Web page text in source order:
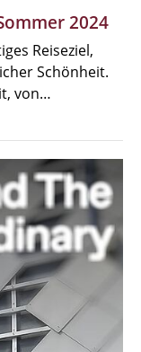
2024
Reiseziel,
Schönheit.
von…